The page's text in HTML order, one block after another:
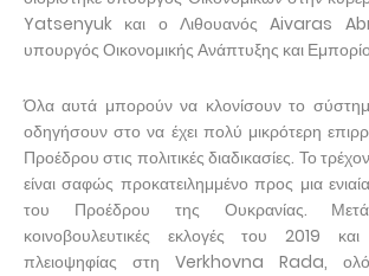
Yatsenyuk και ο Λιθουανός Aivaras
υπουργός Οικονομικής Ανάπτυξης και
Όλα αυτά μπορούν να κλονίσουν το
οδηγήσουν στο να έχει πολύ μικρότερη
Προέδρου στις πολιτικές διαδικασίες. Το
είναι σαφώς προκατειλημμένο προς μια
του Προέδρου της Ουκρανίας.
κοινοβουλευτικές εκλογές του 2019
πλειοψηφίας στη Verkhovna Rada,